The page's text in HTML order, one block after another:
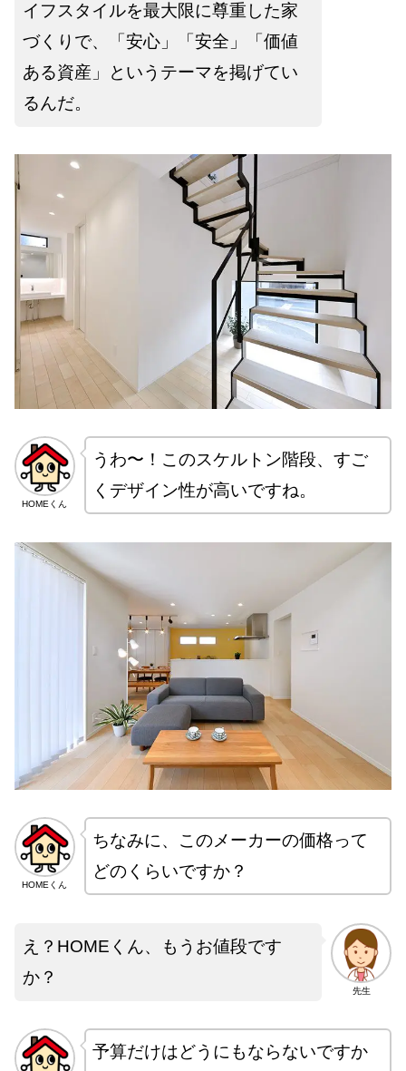
イフスタイルを最大限に尊重した家
づくりで、「安心」「安全」「価値
ある資産」というテーマを掲げてい
るんだ。
HOMEくん
うわ〜！このスケルトン階段、すご
くデザイン性が高いですね。
HOMEくん
ちなみに、このメーカーの価格って
どのくらいですか？
先生
え？HOMEくん、もうお値段です
か？
予算だけはどうにもならないですか